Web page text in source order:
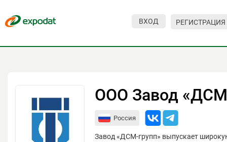
ВХОД РЕГИСТРАЦИЯ
ООО Завод
Россия
Завод «ДСМ-групп» выпускает
Мероприятия
Контакты